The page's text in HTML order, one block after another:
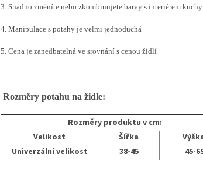
3. Snadno změníte nebo zkombinujete barvy s interiérem
4. Manipulace s potahy je velmi jednoduchá
5. Cena je zanedbatelná ve srovnání s cenou židlí
Rozměry potahu na židle:
Rozměry produktu v cm:
Velikost
Šířka
Univerzální velikost
38-45 45-